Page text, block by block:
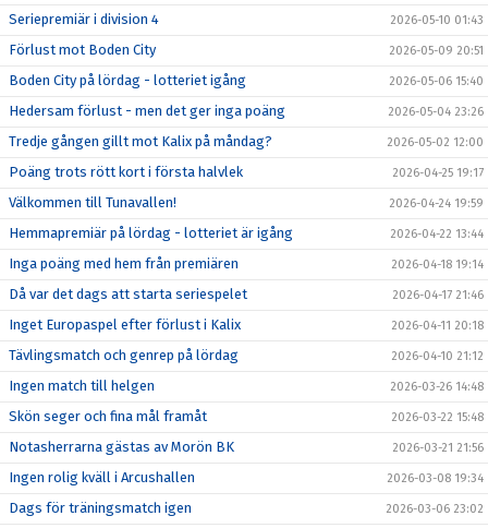
Seriepremiär i division 4 2026-05-10 01:43
Förlust mot Boden City 2026-05-09 20:51
Boden City på lördag - lotteriet igång 2026-05-06 15:40
Hedersam förlust - men det ger inga poäng 2026-05-04 23:26
Tredje gången gillt mot Kalix på måndag? 2026-05-02 12:00
Poäng trots rött kort i första halvlek 2026-04-25 19:17
Välkommen till Tunavallen! 2026-04-24 19:59
Hemmapremiär på lördag - lotteriet är igång 2026-04-22 13:44
Inga poäng med hem från premiären 2026-04-18 19:14
Då var det dags att starta seriespelet 2026-04-17 21:46
Inget Europaspel efter förlust i Kalix 2026-04-11 20:18
Tävlingsmatch och genrep på lördag 2026-04-10 21:12
Ingen match till helgen 2026-03-26 14:48
Skön seger och fina mål framåt 2026-03-22 15:48
Notasherrarna gästas av Morön BK 2026-03-21 21:56
Ingen rolig kväll i Arcushallen 2026-03-08 19:34
Dags för träningsmatch igen 2026-03-06 23:02